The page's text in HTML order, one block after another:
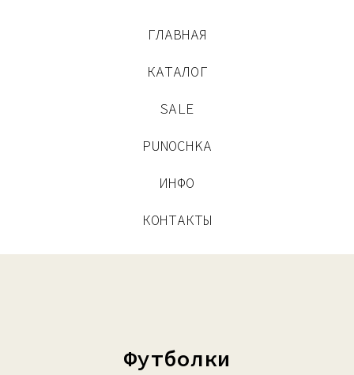
ГЛАВНАЯ
КАТАЛОГ
SALE
PUNOCHKA
ИНФО
КОНТАКТЫ
Футболки